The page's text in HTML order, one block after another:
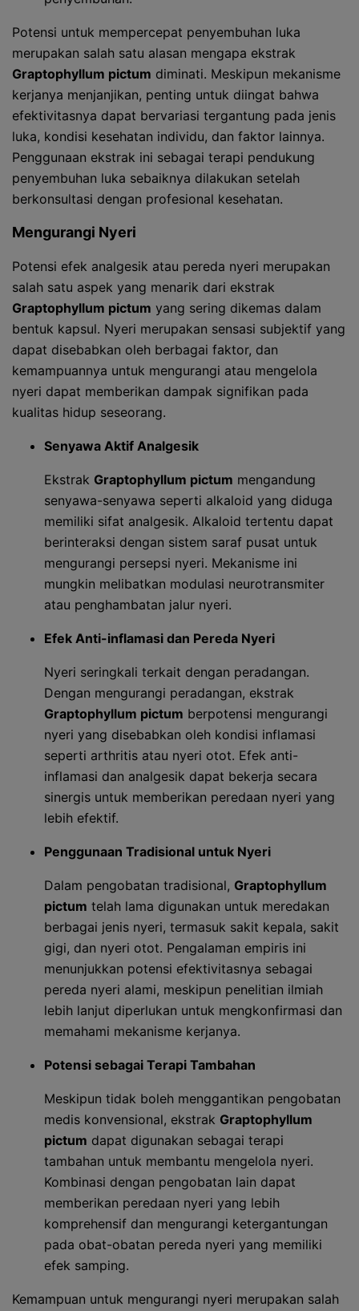
Potensi untuk mempercepat penyembuhan luka
merupakan salah satu alasan mengapa ekstrak
Graptophyllum pictum diminati. Meskipun mekanisme
kerjanya menjanjikan, penting untuk diingat bahwa
efektivitasnya dapat bervariasi tergantung pada jenis
luka, kondisi kesehatan individu, dan faktor lainnya.
Penggunaan ekstrak ini sebagai terapi pendukung
penyembuhan luka sebaiknya dilakukan setelah
berkonsultasi dengan profesional kesehatan.
Mengurangi Nyeri
Potensi efek analgesik atau pereda nyeri merupakan
salah satu aspek yang menarik dari ekstrak
Graptophyllum pictum yang sering dikemas dalam
bentuk kapsul. Nyeri merupakan sensasi subjektif yang
dapat disebabkan oleh berbagai faktor, dan
kemampuannya untuk mengurangi atau mengelola
nyeri dapat memberikan dampak signifikan pada
kualitas hidup seseorang.
Senyawa Aktif Analgesik
Ekstrak Graptophyllum pictum mengandung
senyawa-senyawa seperti alkaloid yang diduga
memiliki sifat analgesik. Alkaloid tertentu dapat
berinteraksi dengan sistem saraf pusat untuk
mengurangi persepsi nyeri. Mekanisme ini
mungkin melibatkan modulasi neurotransmiter
atau penghambatan jalur nyeri.
Efek Anti-inflamasi dan Pereda Nyeri
Nyeri seringkali terkait dengan peradangan.
Dengan mengurangi peradangan, ekstrak
Graptophyllum pictum berpotensi mengurangi
nyeri yang disebabkan oleh kondisi inflamasi
seperti arthritis atau nyeri otot. Efek anti-
inflamasi dan analgesik dapat bekerja secara
sinergis untuk memberikan peredaan nyeri yang
lebih efektif.
Penggunaan Tradisional untuk Nyeri
Dalam pengobatan tradisional, Graptophyllum
pictum telah lama digunakan untuk meredakan
berbagai jenis nyeri, termasuk sakit kepala, sakit
gigi, dan nyeri otot. Pengalaman empiris ini
menunjukkan potensi efektivitasnya sebagai
pereda nyeri alami, meskipun penelitian ilmiah
lebih lanjut diperlukan untuk mengkonfirmasi dan
memahami mekanisme kerjanya.
Potensi sebagai Terapi Tambahan
Meskipun tidak boleh menggantikan pengobatan
medis konvensional, ekstrak Graptophyllum
pictum dapat digunakan sebagai terapi
tambahan untuk membantu mengelola nyeri.
Kombinasi dengan pengobatan lain dapat
memberikan peredaan nyeri yang lebih
komprehensif dan mengurangi ketergantungan
pada obat-obatan pereda nyeri yang memiliki
efek samping.
Kemampuan untuk mengurangi nyeri merupakan salah